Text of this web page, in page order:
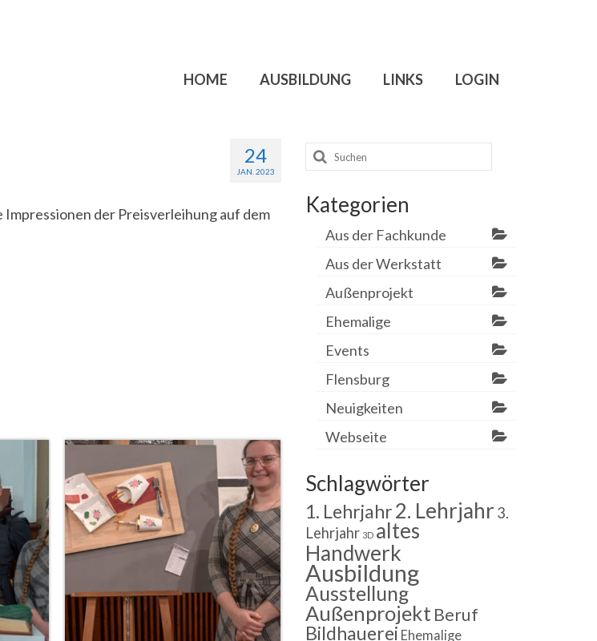
HOME AUSBILDUNG LINKS LOGIN
24
JAN. 2023
Impressionen der Preisverleihung auf dem
Suchen
nach:
Kategorien
Aus der Fachkunde
Aus der Werkstatt
Außenprojekt
Ehemalige
Events
Flensburg
Neuigkeiten
Webseite
Schlagwörter
1. Lehrjahr2. Lehrjahr 3.
Lehrjahr 3D altes
Handwerk
Ausbildung
Ausstellung
Außenprojekt Beruf
Bildhauerei Ehemalige